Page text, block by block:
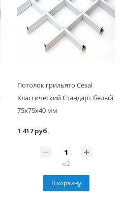
Потолок грильято Cesal
Классический Стандарт белый
75х75х40 мм
1 417 руб.
м2
В корзину